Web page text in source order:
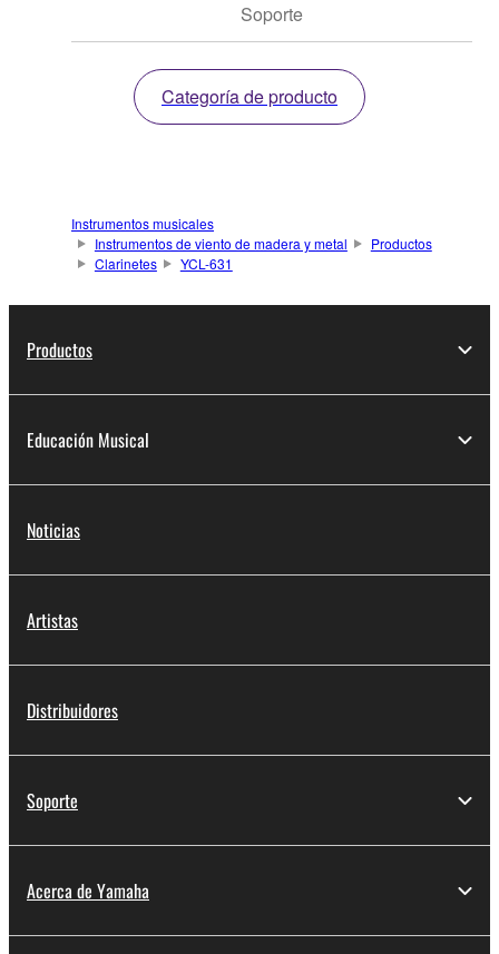
Soporte
Categoría de producto
Instrumentos musicales
Instrumentos de viento de madera y metal
Productos
Clarinetes
YCL-631
Productos
Educación Musical
Noticias
Artistas
Distribuidores
Soporte
Acerca de Yamaha